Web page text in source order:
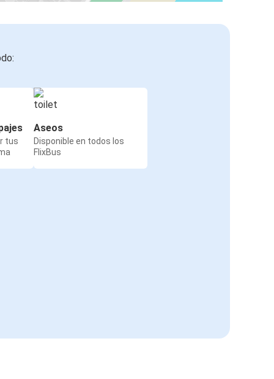
tus
Aseos
Disponible en todos los
FlixBus